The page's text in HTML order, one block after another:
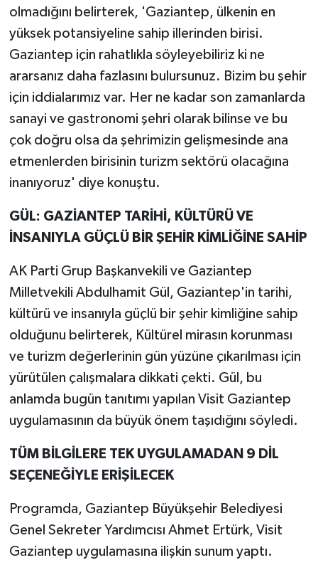
olmadığını belirterek, 'Gaziantep, ülkenin en
yüksek potansiyeline sahip illerinden birisi.
Gaziantep için rahatlıkla söyleyebiliriz ki ne
ararsanız daha fazlasını bulursunuz. Bizim bu şehir
için iddialarımız var. Her ne kadar son zamanlarda
sanayi ve gastronomi şehri olarak bilinse ve bu
çok doğru olsa da şehrimizin gelişmesinde ana
etmenlerden birisinin turizm sektörü olacağına
inanıyoruz' diye konuştu.
GÜL: GAZİANTEP TARİHİ, KÜLTÜRÜ VE
İNSANIYLA GÜÇLÜ BİR ŞEHİR KİMLİĞİNE SAHİP
AK Parti Grup Başkanvekili ve Gaziantep
Milletvekili Abdulhamit Gül, Gaziantep'in tarihi,
kültürü ve insanıyla güçlü bir şehir kimliğine sahip
olduğunu belirterek, Kültürel mirasın korunması
ve turizm değerlerinin gün yüzüne çıkarılması için
yürütülen çalışmalara dikkati çekti. Gül, bu
anlamda bugün tanıtımı yapılan Visit Gaziantep
uygulamasının da büyük önem taşıdığını söyledi.
TÜM BİLGİLERE TEK UYGULAMADAN 9 DİL
SEÇENEĞİYLE ERİŞİLECEK
Programda, Gaziantep Büyükşehir Belediyesi
Genel Sekreter Yardımcısı Ahmet Ertürk, Visit
Gaziantep uygulamasına ilişkin sunum yaptı.